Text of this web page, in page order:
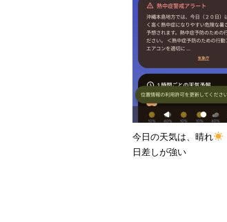
今日の天気は、晴れ
日差しが強い